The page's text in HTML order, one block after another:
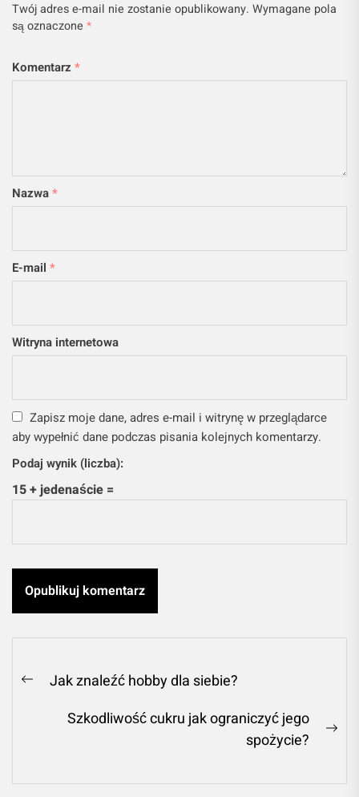
Twój adres e-mail nie zostanie opublikowany. Wymagane pola
są oznaczone *
Komentarz *
Nazwa*
E-mail *
Witryna internetowa
Zapisz moje dane, adres e-mail i witrynę w przeglądarce
aby wypełnić dane podczas pisania kolejnych komentarzy.
Podaj wynik (liczba):
15 + jedenaście =
Nawigacja
Previous
Jak znaleźć hobby dla siebie?
Szkodliwość cukru jak ograniczyć jego
spożycie?